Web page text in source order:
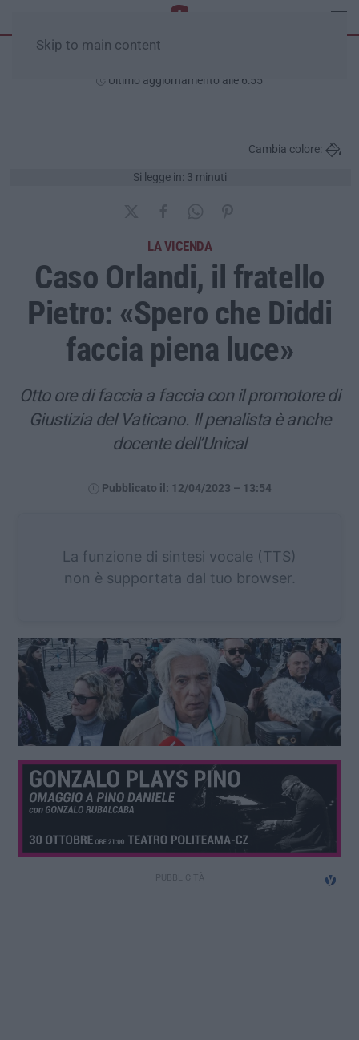
Skip to main content
Ultimo aggiornamento alle 6:55
Si legge in: 3 minuti
Cambia colore:
LA VICENDA
Caso Orlandi, il fratello
Pietro: «Spero che Diddi
faccia piena luce»
Otto ore di faccia a faccia con il promotore di
Giustizia del Vaticano. Il penalista è anche
docente dell’Unical
Pubblicato il: 12/04/2023 – 13:54
La funzione di sintesi vocale (TTS)
non è supportata dal tuo browser.